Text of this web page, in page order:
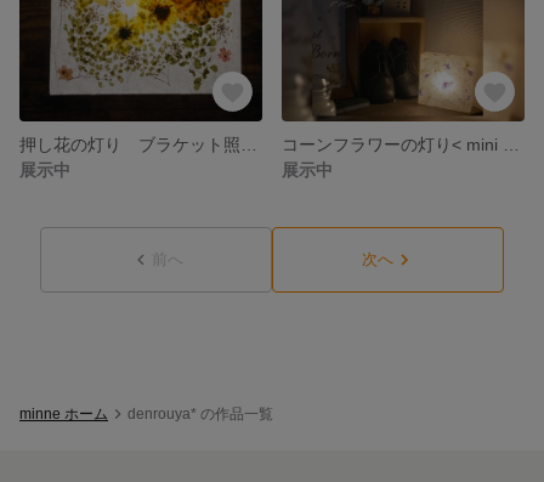
展示中
展示中
前へ 次へ
minne ホーム denrouya* の作品一覧